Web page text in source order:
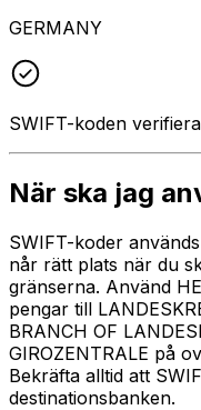
GERMANY
SWIFT-koden
När ska jag
SWIFT-koder
når rätt plats när du
gränserna. Använd
pengar till
BRANCH OF
GIROZENTRALE på
Bekräfta alltid att
destinationsbanken.